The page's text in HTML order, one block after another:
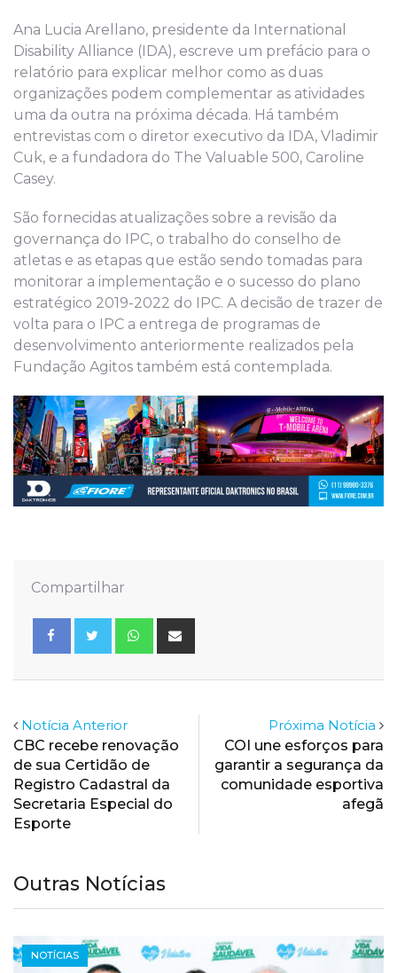
Ana Lucia Arellano, presidente da International
Disability Alliance (IDA), escreve um prefácio para o
relatório para explicar melhor como as duas
organizações podem complementar as atividades
uma da outra na próxima década. Há também
entrevistas com o diretor executivo da IDA, Vladimir
Cuk, e a fundadora do The Valuable 500, Caroline
Casey.
São fornecidas atualizações sobre a revisão da
governança do IPC, o trabalho do conselho de
atletas e as etapas que estão sendo tomadas para
monitorar a implementação e o sucesso do plano
estratégico 2019-2022 do IPC. A decisão de trazer de
volta para o IPC a entrega de programas de
desenvolvimento anteriormente realizados pela
Fundação Agitos também está contemplada.
Compartilhar
Whatsapp
Notícia Anterior
CBC recebe renovação
de sua Certidão de
Registro Cadastral da
Secretaria Especial do
Esporte
Próxima Notícia
COI une esforços para
garantir a segurança da
comunidade esportiva
afegã
Outras Notícias
NOTÍCIAS